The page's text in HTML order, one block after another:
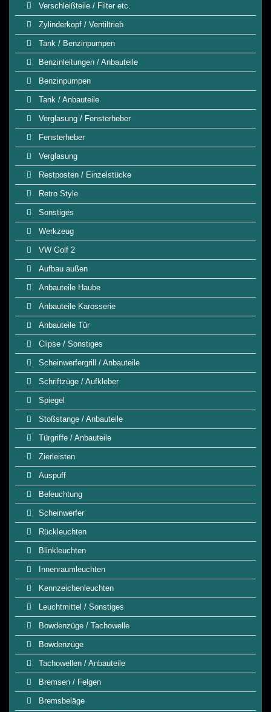
Verschleißteile / Filter etc.
Zylinderkopf / Ventiltrieb
Tank / Benzinpumpen
Benzinleitungen / Anbauteile
Benzinpumpen
Tank / Anbauteile
Verglasung / Fensterheber
Fensterheber
Verglasung
Restposten / Einzelstücke
Retro Style
Sonstiges
Werkzeug
VW Golf 2
Aufbau außen
Anbauteile Haube
Anbauteile Karosserie
Anbauteile Tür
Clipse / Sonstiges
Scheinwerfergrill / Anbauteile
Schriftzüge / Aufkleber
Spiegel
Stoßstange / Anbauteile
Türgriffe / Anbauteile
Zierleisten
Auspuff
Beleuchtung
Scheinwerfer
Rückleuchten
Blinkleuchten
Innenraumleuchten
Kennzeichenleuchten
Leuchtmittel / Sonstiges
Bowdenzüge / Tachowelle
Bowdenzüge
Tachowellen / Anbauteile
Bremsen / Felgen
Bremsbeläge